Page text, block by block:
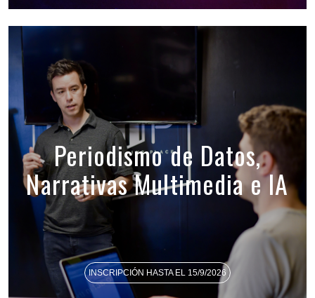
Periodismo de Datos,
Narrativas Multimedia e IA
INSCRIPCIÓN HASTA EL 15/9/2026